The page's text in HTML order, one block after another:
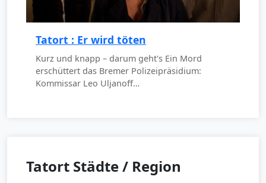
Tatort : Er wird töten
Kurz und knapp – darum geht's Ein Mord
erschüttert das Bremer Polizeipräsidium:
Kommissar Leo Uljanoff…
Tatort Städte / Region